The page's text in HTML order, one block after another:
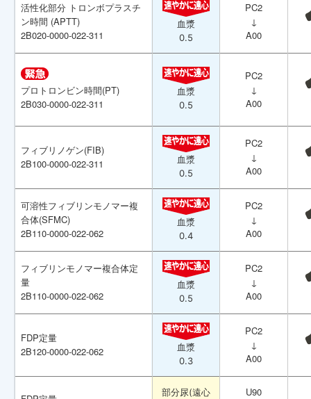
活性化部分 トロンボプラスチ
ン時間 (APTT)
2B020-0000-022-311
血漿
0.5
PC2
↓
A00
プロトロンビン時間(PT)
2B030-0000-022-311
血漿
0.5
PC2
↓
A00
フィブリノゲン(FIB)
2B100-0000-022-311
血漿
0.5
PC2
↓
A00
可溶性フィブリンモノマー複
合体(SFMC)
2B110-0000-022-062
血漿
0.4
PC2
↓
A00
フィブリンモノマー複合体定
量
2B110-0000-022-062
血漿
0.5
PC2
↓
A00
FDP定量
2B120-0000-022-062
血漿
0.3
PC2
↓
A00
部分尿(遠心
U90
活性化部分 トロンボプラスチ
ン時間 (APTT)
2B020-0000-022-311
血漿
0.5
PC2
↓
A00
プロトロンビン時間(PT)
2B030-0000-022-311
血漿
0.5
PC2
↓
A00
フィブリノゲン(FIB)
2B100-0000-022-311
血漿
0.5
PC2
↓
A00
可溶性フィブリンモノマー複
合体(SFMC)
2B110-0000-022-062
血漿
0.4
PC2
↓
A00
フィブリンモノマー複合体定
量
2B110-0000-022-062
血漿
0.5
PC2
↓
A00
FDP定量
2B120-0000-022-062
血漿
0.3
PC2
↓
A00
部分尿(遠心
U90